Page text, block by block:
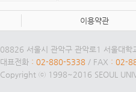
이용약관
08826 서울시 관악구 관악로1 서울대학
대표전화 : 02-880-5338/ FAX : 02-
Copyright ⓒ 1998~2016 SEOUL